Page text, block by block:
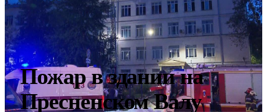
Пожар в здании на
Пресненском Валу